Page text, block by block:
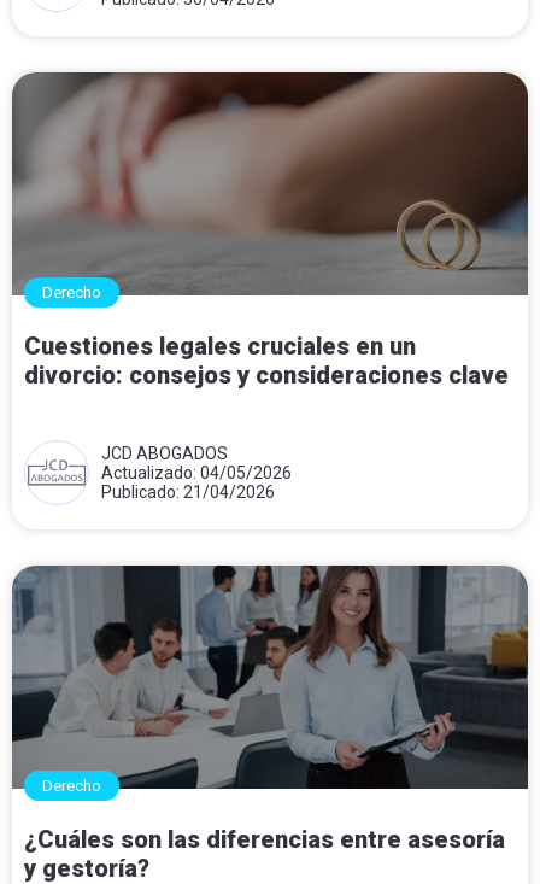
Derecho
Cuestiones legales cruciales en un
divorcio: consejos y consideraciones clave
JCD ABOGADOS
Actualizado: 04/05/2026
Publicado: 21/04/2026
Derecho
¿Cuáles son las diferencias entre asesoría
y gestoría?